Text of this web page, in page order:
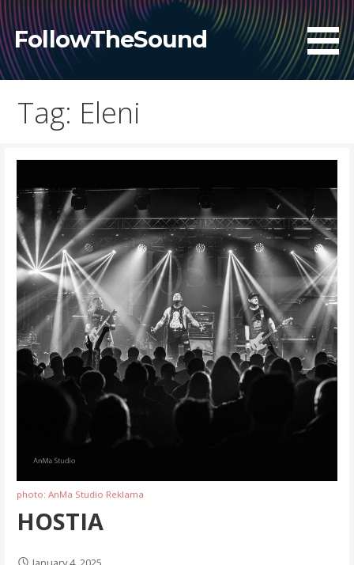
Skip
to
content
FollowTheSound
Tag: Eleni
photo: AnMa Studio Reklama
HOSTIA